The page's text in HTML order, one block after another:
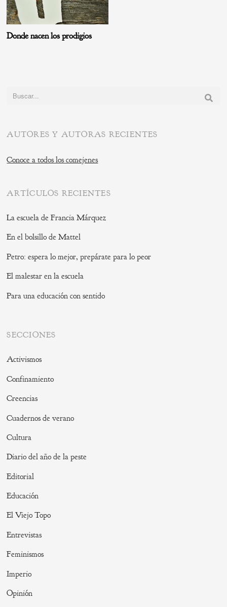
Donde nacen los prodigios
Buscar:
AUTORES Y AUTORAS RECIENTES
Conoce a todos los comejenes
ARTÍCULOS RECIENTES
La escuela de Francia Márquez
En el bolsillo de Mattel
Petro: espera lo mejor, prepárate para lo peor
El malestar en la escuela
Para una educación con sentido
SECCIONES
Activismos
Confinamiento
Creencias
Cuadernos de verano
Cultura
Diario del año de la peste
Editorial
Educación
El Viejo Topo
Entrevistas
Feminismos
Imperio
Opinión